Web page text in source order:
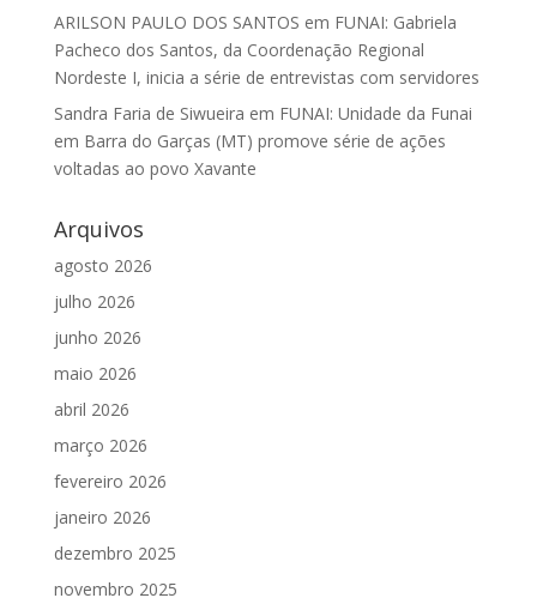
ARILSON PAULO DOS SANTOS em FUNAI: Gabriela
Pacheco dos Santos, da Coordenação Regional
Nordeste I, inicia a série de entrevistas com servidores
Sandra Faria de Siwueira em FUNAI: Unidade da Funai
em Barra do Garças (MT) promove série de ações
voltadas ao povo Xavante
Arquivos
agosto 2026
julho 2026
junho 2026
maio 2026
abril 2026
março 2026
fevereiro 2026
janeiro 2026
dezembro 2025
novembro 2025